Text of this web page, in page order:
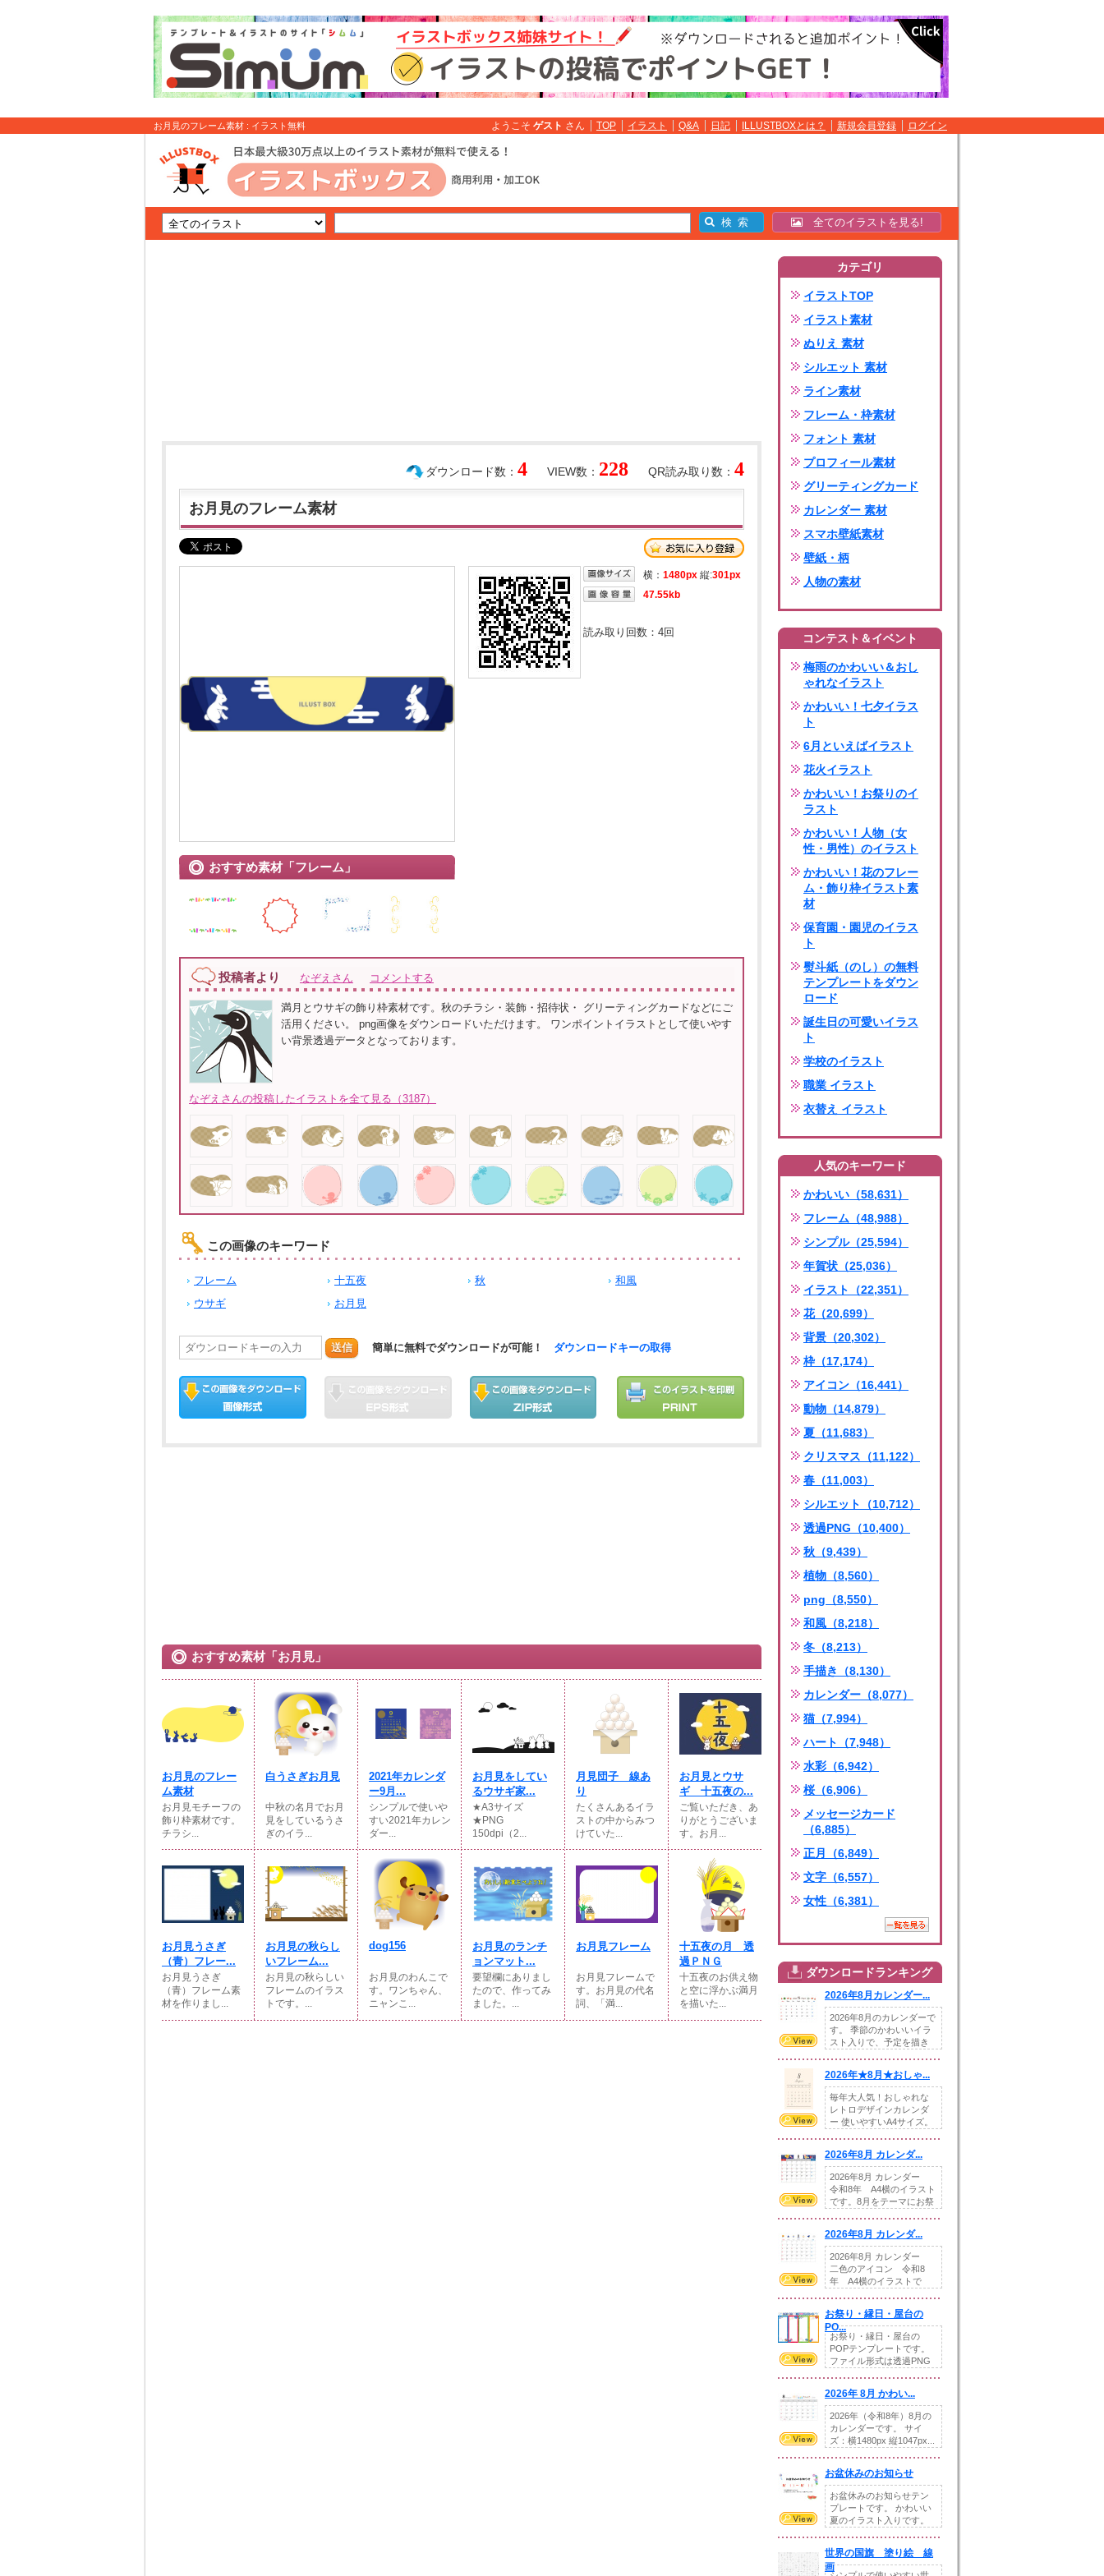
お月見のフレーム素材 : イラスト無料 ようこそ ゲスト さん TOP イラスト Q&A 日記 ILLUSTBOXとは？ 新規会員登録 ログイン
全てのイラストを見る!
QR読み取り数： 4
VIEW数： 228
ダウンロード数： 4
お月見のフレーム素材
おすすめ素材「フレーム」
横： 1480px 縦:301px
47.55kb
読み取り回数： 4回
投稿者より なぞえさん コメントする
満月とウサギの飾り枠素材です。秋のチラシ・装飾・招待状・ グリーティングカードなどにご
活用ください。 png画像をダウンロードいただけます。 ワンポイントイラストとして使いやす
い背景透過データとなっております。
なぞえさんの投稿したイラストを全て見る（3187）
この画像のキーワード
フレーム 十五夜 秋
和風
ウサギ
お月見
送信 簡単に無料でダウンロードが可能！ ダウンロードキーの取得
おすすめ素材「お月見」
お月見のフレー
ム素材
お月見モチーフの
飾り枠素材です。
チラシ...
白うさぎお月見
中秋の名月でお月
見をしているうさ
ぎのイラ...
2021年カレンダ
ー9月...
シンプルで使いや
すい2021年カレン
ダー...
お月見をしてい
るウサギ家...
★A3サイズ
★PNG
150dpi（2...
月見団子 線あ
り
たくさんあるイラ
ストの中からみつ
けていた...
お月見とウサ
ギ 十五夜の...
ご覧いただき、あ
りがとうございま
す。お月...
お月見うさぎ
（青）フレー...
お月見うさぎ
（青）フレーム素
材を作りまし...
お月見の秋らし
いフレーム...
お月見の秋らしい
フレームのイラス
トです。...
dog156
お月見のわんこで
す。ワンちゃん、
ニャンこ...
お月見のランチ
ョンマット...
要望欄にありまし
たので、作ってみ
ました。...
お月見フレーム
お月見フレームで
す。お月見の代名
詞、「満...
十五夜の月 透
過ＰＮＧ
十五夜のお供え物
と空に浮かぶ満月
を描いた...
カテゴリ
イラストTOP
イラスト素材
ぬりえ 素材
シルエット 素材
ライン素材
フレーム・枠素材
フォント 素材
プロフィール素材
グリーティングカード
カレンダー 素材
スマホ壁紙素材
壁紙・柄
人物の素材
コンテスト＆イベント
梅雨のかわいい＆おし
ゃれなイラスト
かわいい！七夕イラス
ト
6月といえばイラスト
花火イラスト
かわいい！お祭りのイ
ラスト
かわいい！人物（女
性・男性）のイラスト
かわいい！花のフレー
ム・飾り枠イラスト素
材
保育園・園児のイラス
ト
熨斗紙（のし）の無料
テンプレートをダウン
ロード
誕生日の可愛いイラス
ト
学校のイラスト
職業 イラスト
衣替え イラスト
人気のキーワード
かわいい（58,631）
フレーム（48,988）
シンプル（25,594）
年賀状（25,036）
イラスト（22,351）
花（20,699）
背景（20,302）
枠（17,174）
アイコン（16,441）
動物（14,879）
夏（11,683）
クリスマス（11,122）
春（11,003）
シルエット（10,712）
透過PNG（10,400）
秋（9,439）
植物（8,560）
png（8,550）
和風（8,218）
冬（8,213）
手描き（8,130）
カレンダー（8,077）
猫（7,994）
ハート（7,948）
水彩（6,942）
桜（6,906）
メッセージカード
（6,885）
正月（6,849）
文字（6,557）
女性（6,381）
ダウンロードランキング
2026年8月カレンダー...
2026年8月のカレンダーで
す。 季節のかわいいイラ
スト入りで、予定を描き
2026年★8月★おしゃ...
毎年大人気！おしゃれな
レトロデザインカレンダ
ー 使いやすいA4サイズ。
2026年8月 カレンダ...
2026年8月 カレンダー
令和8年 A4横のイラスト
です。8月をテーマにお祭
2026年8月 カレンダ...
2026年8月 カレンダー
二色のアイコン 令和8
年 A4横のイラストで
お祭り・縁日・屋台の
PO...
お祭り・縁日・屋台の
POPテンプレートです。
ファイル形式は透過PNG
2026年 8月 かわい...
2026年（令和8年）8月の
カレンダーです。 サイ
ズ：横1480px 縦1047px...
お盆休みのお知らせ
お盆休みのお知らせテン
プレートです。 かわいい
夏のイラスト入りです。
世界の国旗 塗り絵 線
画